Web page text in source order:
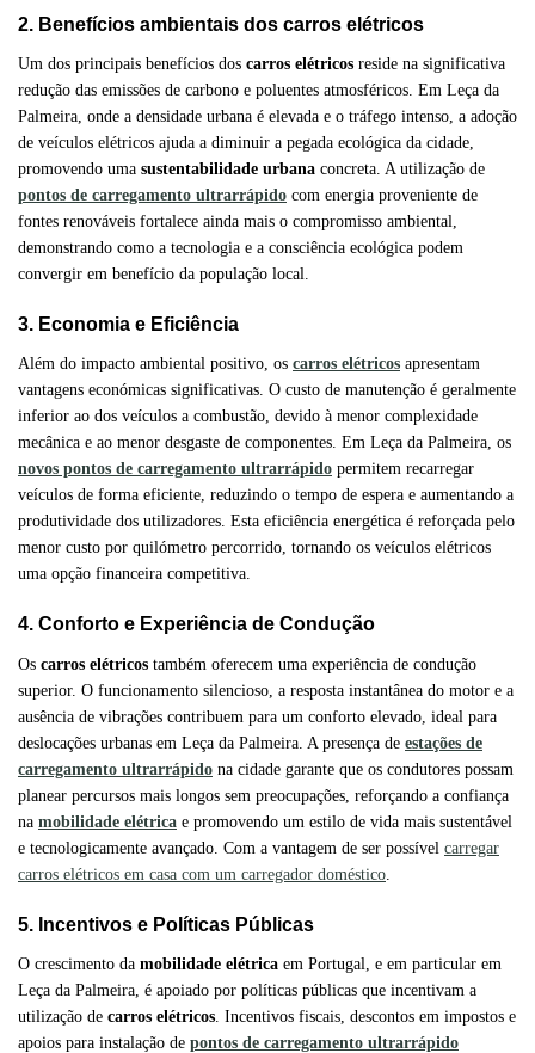
2. Benefícios ambientais dos carros elétricos
Um dos principais benefícios dos carros elétricos reside na significativa
redução das emissões de carbono e poluentes atmosféricos. Em Leça da
Palmeira, onde a densidade urbana é elevada e o tráfego intenso, a adoção
de veículos elétricos ajuda a diminuir a pegada ecológica da cidade,
promovendo uma sustentabilidade urbana concreta. A utilização de
pontos de carregamento ultrarrápido com energia proveniente de
fontes renováveis fortalece ainda mais o compromisso ambiental,
demonstrando como a tecnologia e a consciência ecológica podem
convergir em benefício da população local.
3. Economia e Eficiência
Além do impacto ambiental positivo, os carros elétricos apresentam
vantagens económicas significativas. O custo de manutenção é geralmente
inferior ao dos veículos a combustão, devido à menor complexidade
mecânica e ao menor desgaste de componentes. Em Leça da Palmeira, os
novos pontos de carregamento ultrarrápido permitem recarregar
veículos de forma eficiente, reduzindo o tempo de espera e aumentando a
produtividade dos utilizadores. Esta eficiência energética é reforçada pelo
menor custo por quilómetro percorrido, tornando os veículos elétricos
uma opção financeira competitiva.
4. Conforto e Experiência de Condução
Os carros elétricos também oferecem uma experiência de condução
superior. O funcionamento silencioso, a resposta instantânea do motor e a
ausência de vibrações contribuem para um conforto elevado, ideal para
deslocações urbanas em Leça da Palmeira. A presença de estações de
carregamento ultrarrápido na cidade garante que os condutores possam
planear percursos mais longos sem preocupações, reforçando a confiança
na mobilidade elétrica e promovendo um estilo de vida mais sustentável
e tecnologicamente avançado. Com a vantagem de ser possível carregar
carros elétricos em casa com um carregador doméstico
5. Incentivos e Políticas Públicas
O crescimento da mobilidade elétrica em Portugal, e em particular em
Leça da Palmeira, é apoiado por políticas públicas que incentivam a
utilização de carros elétricos . Incentivos fiscais, descontos em impostos e
apoios para instalação de pontos de carregamento ultrarrápido